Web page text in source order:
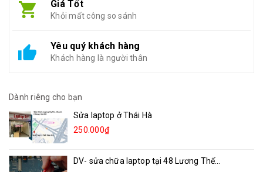
Giá Tốt
Khỏi mất công so sánh
Yêu quý khách hàng
Khách hàng là người thân
Dành riêng cho bạn
Sửa laptop ở Thái Hà
250.000₫
DV- sửa chữa laptop tại 48 Lương Thế...